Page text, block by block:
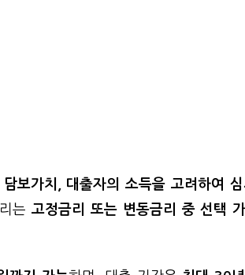
담보가치, 대출자의 소득을 고려하여
는 고정금리 또는 변동금리 중 선택